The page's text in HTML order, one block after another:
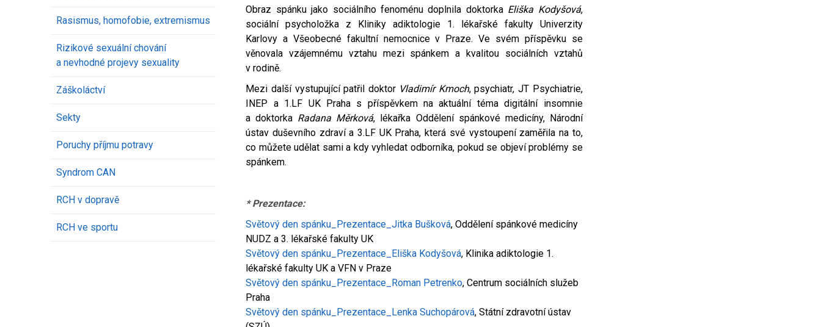
Rasismus, homofobie, extremismus
Rizikové sexuální chování
a nevhodné projevy sexuality
Záškoláctví
Sekty
Poruchy příjmu potravy
Syndrom CAN
RCH v dopravě
RCH ve sportu
Obraz spánku jako sociálního fenoménu doplnila doktorka Eliška Kodyšová,
sociální psycholožka z Kliniky adiktologie 1. lékařské fakulty Univerzity
Karlovy a Všeobecné fakultní nemocnice v Praze. Ve svém příspěvku se
věnovala vzájemnému vztahu mezi spánkem a kvalitou sociálních vztahů
v rodině.
Mezi další vystupující patřil doktor Vladimír Kmoch, psychiatr, JT Psychiatrie,
INEP a 1.LF UK Praha s příspěvkem na aktuální téma digitální insomnie
a doktorka Radana Měrková, lékařka Oddělení spánkové medicíny, Národní
ústav duševního zdraví a 3.LF UK Praha, která své vystoupení zaměřila na to,
co můžete udělat sami a kdy vyhledat odborníka, pokud se objeví problémy se
spánkem.
* Prezentace:
Světový den spánku_Prezentace_Jitka Bušková, Oddělení spánkové medicíny
NUDZ a 3. lékařské fakulty UK
Světový den spánku_Prezentace_Eliška Kodyšová, Klinika adiktologie 1.
lékařské fakulty UK a VFN v Praze
Světový den spánku_Prezentace_Roman Petrenko, Centrum sociálních služeb
Praha
Světový den spánku_Prezentace_Lenka Suchopárová, Státní zdravotní ústav